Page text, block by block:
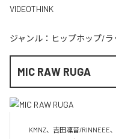
VIDEOTHINK
ジャンル： ヒップホップ/ラ
MIC RAW RUGA
KMNZ、吉田凜音/RINNEEE